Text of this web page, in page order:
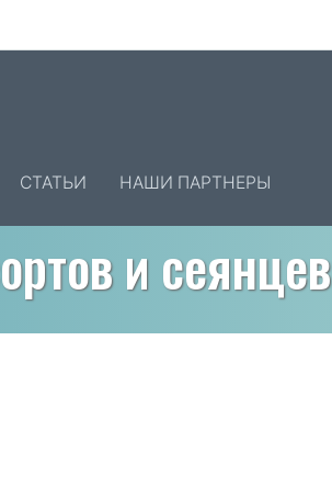
СТАТЬИ НАШИ ПАРТНЕРЫ
и сеянцев